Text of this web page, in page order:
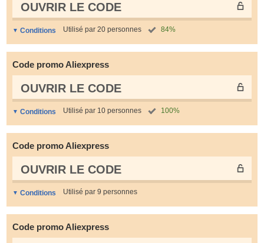
OUVRIR LE СODE
Conditions Utilisé par 20 personnes 84%
Code promo Aliexpress
OUVRIR LE СODE
Conditions Utilisé par 10 personnes 100%
Code promo Aliexpress
OUVRIR LE СODE
Conditions Utilisé par 9 personnes
Code promo Aliexpress